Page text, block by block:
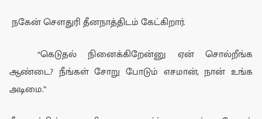
நகேன் சௌதுரி தீனநாத்திடம் கேட்கிறார்.
“கெடுதல் நினைக்கிறேன்னு ஏன் சொல்றீங்க
ஆண்டை? நீங்கள் சோறு போடும் எசமான், நான் உங்க
அடிமை.”